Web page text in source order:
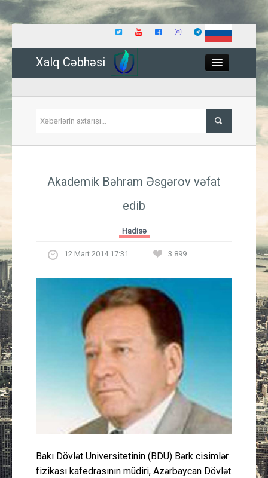
Xalq Cəbhəsi
İqtisadiyyat
Güney Azərbaycan
Mədəniyyət
Müsahibə
İdman
Layihə
Gündəm
Cəmiyyət
Akademik Bəhram Əsgərov vəfat
edib
Hadisə
12 Mart 2014 17:31 3 899
Bakı Dövlət Universitetinin (BDU) Bərk cisimlər
fizikası kafedrasının müdiri, Azərbaycan Dövlət